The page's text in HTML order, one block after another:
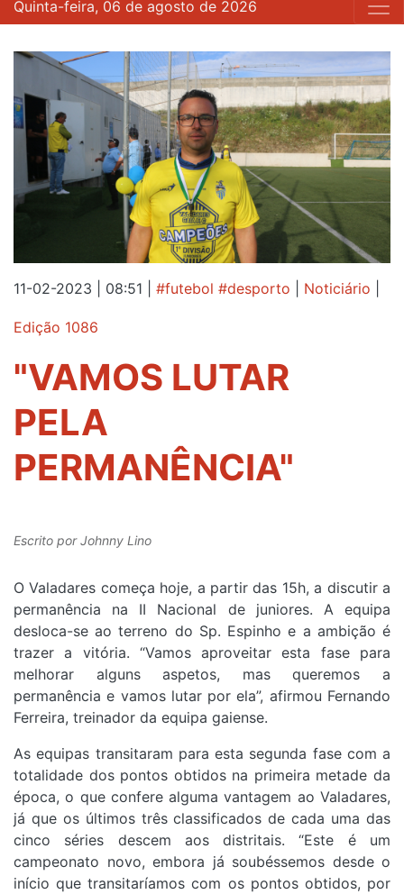
Quinta-feira, 06 de agosto de 2026
11-02-2023 | 08:51 #futebol #desporto Noticiário
Edição 1086
"VAMOS LUTAR
PELA
PERMANÊNCIA"
Escrito porJohnny Lino
O Valadares começa hoje, a partir das 15h, a discutir a
permanência na II Nacional de juniores. A equipa
desloca-se ao terreno do Sp. Espinho e a ambição é
trazer a vitória. “Vamos aproveitar esta fase para
melhorar alguns aspetos, mas queremos a
permanência e vamos lutar por ela”, afirmou Fernando
Ferreira, treinador da equipa gaiense.
As equipas transitaram para esta segunda fase com a
totalidade dos pontos obtidos na primeira metade da
época, o que confere alguma vantagem ao Valadares,
já que os últimos três classificados de cada uma das
cinco séries descem aos distritais. “Este é um
campeonato novo, embora já soubéssemos desde o
início que transitaríamos com os pontos obtidos, por